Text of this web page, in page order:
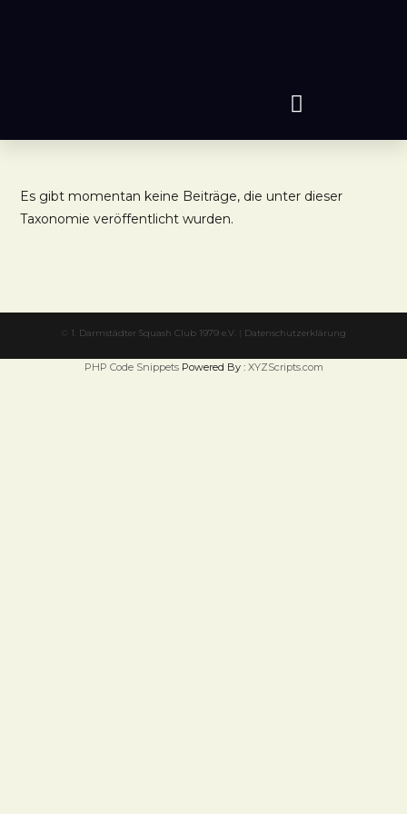
Es gibt momentan keine Beiträge, die unter dieser
Taxonomie veröffentlicht wurden.
1. Darmstädter Squash Club 1979 e.V. Datenschutzerklärung
PHP Code SnippetsPowered By : XYZScripts.com